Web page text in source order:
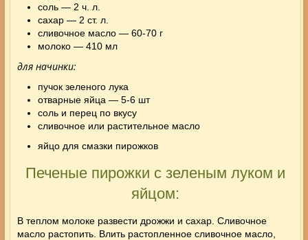
соль — 2 ч. л.
сахар — 2 ст. л.
сливочное масло — 60-70 г
молоко — 410 мл
для начинки:
пучок зеленого лука
отварные яйца — 5-6 шт
соль и перец по вкусу
сливочное или растительное масло
яйцо для смазки пирожков
Печеные пирожки с зеленым луком и
яйцом:
В теплом молоке развести дрожжи и сахар. Сливочное
масло растопить. Влить растопленное сливочное масло,